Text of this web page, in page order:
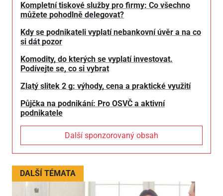
Kompletní tiskové služby pro firmy: Co všechno
můžete pohodlně delegovat?
Kdy se podnikateli vyplatí nebankovní úvěr a na co
si dát pozor
Komodity, do kterých se vyplatí investovat.
Podívejte se, co si vybrat
Zlatý slitek 2 g: výhody, cena a praktické využití
Půjčka na podnikání: Pro OSVČ a aktivní
podnikatele
Další sponzorovaný obsah
DALŠÍ TÉMATA